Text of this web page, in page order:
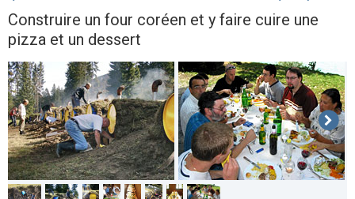
Construire un four coréen et y faire cuire une
pizza et un dessert